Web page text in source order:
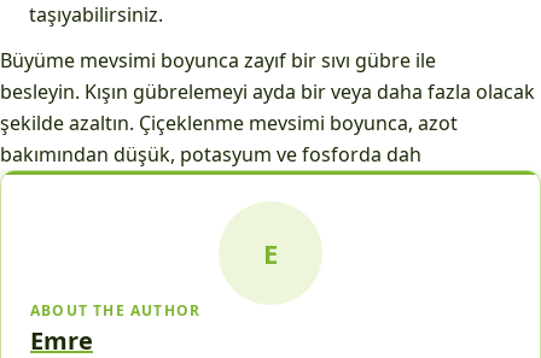
taşıyabilirsiniz.
Büyüme mevsimi boyunca zayıf bir sıvı gübre ile
besleyin. Kışın gübrelemeyi ayda bir veya daha fazla olacak
şekilde azaltın. Çiçeklenme mevsimi boyunca, azot
bakımından düşük, potasyum ve fosforda dah
E
ABOUT THE AUTHOR
Emre